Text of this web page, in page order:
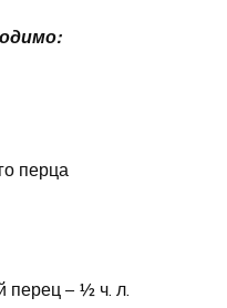
перца
перец – ½ ч. л.